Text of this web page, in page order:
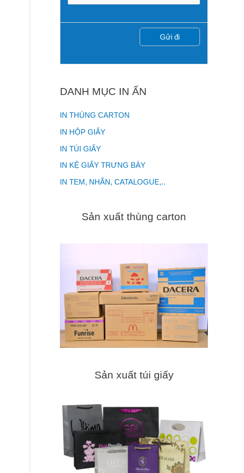
DANH MỤC IN ẤN
IN THÙNG CARTON
IN HỘP GIẤY
IN TÚI GIẤY
IN KỆ GIẤY TRƯNG BÀY
IN TEM, NHÃN, CATALOGUE,..
Sản xuất thùng carton
Sản xuất túi giấy